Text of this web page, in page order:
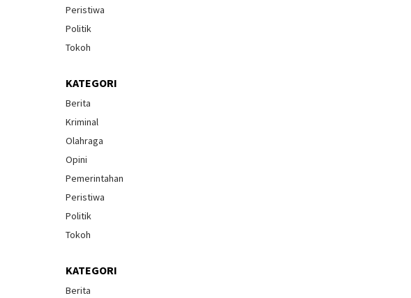
Peristiwa
Politik
Tokoh
KATEGORI
Berita
Kriminal
Olahraga
Opini
Pemerintahan
Peristiwa
Politik
Tokoh
KATEGORI
Berita